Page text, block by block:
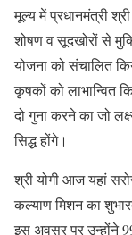
मूल्य में प्रधानमंत्री
शोषण व सूदखोरों से
योजना को संचालित
कृषकों को लाभान्वित
दो गुना करने का जो
सिद्ध होंगे।
श्री योगी आज यहां
कल्याण मिशन का
इस अवसर पर उन्होंने